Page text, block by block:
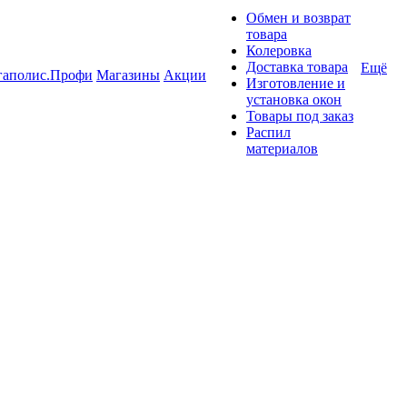
Магазины Акции
Обмен и возврат
товара
Колеровка
Доставка товара
Изготовление и
установка окон
Товары под заказ
Распил
материалов
Ещё